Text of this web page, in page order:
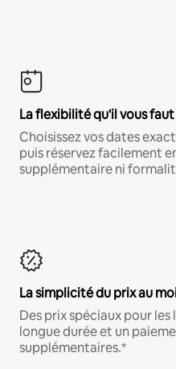
La flexibilité qu'il vous faut
Choisissez vos dates
puis réservez facilement
supplémentaire ni
La simplicité du prix au
Des prix spéciaux pour
longue durée et un
supplémentaires.*